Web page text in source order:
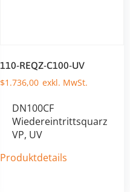
110-REQZ-C100-UV
$1.736,00
DN100CF
Wiedereintrittsquarz
VP, UV
Produktdetails